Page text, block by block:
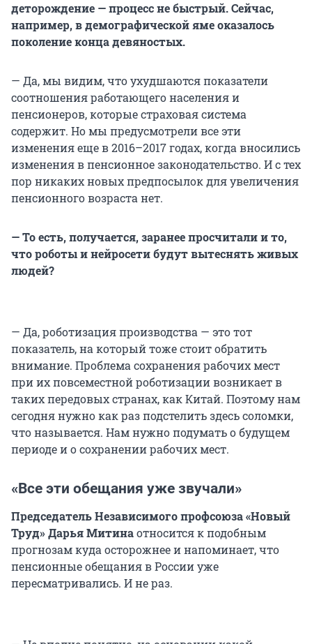
деторождение — процесс не быстрый. Сейчас,
например, в демографической яме оказалось
поколение конца девяностых.
— Да, мы видим, что ухудшаются показатели
соотношения работающего населения и
пенсионеров, которые страховая система
содержит. Но мы предусмотрели все эти
изменения еще в 2016–2017 годах, когда вносились
изменения в пенсионное законодательство. И с тех
пор никаких новых предпосылок для увеличения
пенсионного возраста нет.
— То есть, получается, заранее просчитали и то,
что роботы и нейросети будут вытеснять живых
людей?
— Да, роботизация производства — это тот
показатель, на который тоже стоит обратить
внимание. Проблема сохранения рабочих мест
при их повсеместной роботизации возникает в
таких передовых странах, как Китай. Поэтому нам
сегодня нужно как раз подстелить здесь соломки,
что называется. Нам нужно подумать о будущем
периоде и о сохранении рабочих мест.
«Все эти обещания уже звучали»
Председатель Независимого профсоюза «Новый
Труд» Дарья Митинаотносится к подобным
прогнозам куда осторожнее и напоминает, что
пенсионные обещания в России уже
пересматривались. И не раз.